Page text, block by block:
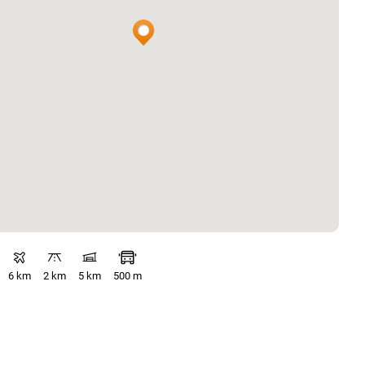
6 km 2 km 5 km 500 m